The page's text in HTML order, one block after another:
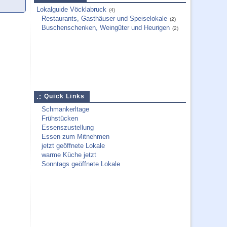
Lokalguide Vöcklabruck (4)
Restaurants, Gasthäuser und Speiselokale (2)
Buschenschenken, Weingüter und Heurigen (2)
Quick Links
Schmankerltage
Frühstücken
Essenszustellung
Essen zum Mitnehmen
jetzt geöffnete Lokale
warme Küche jetzt
Sonntags geöffnete Lokale